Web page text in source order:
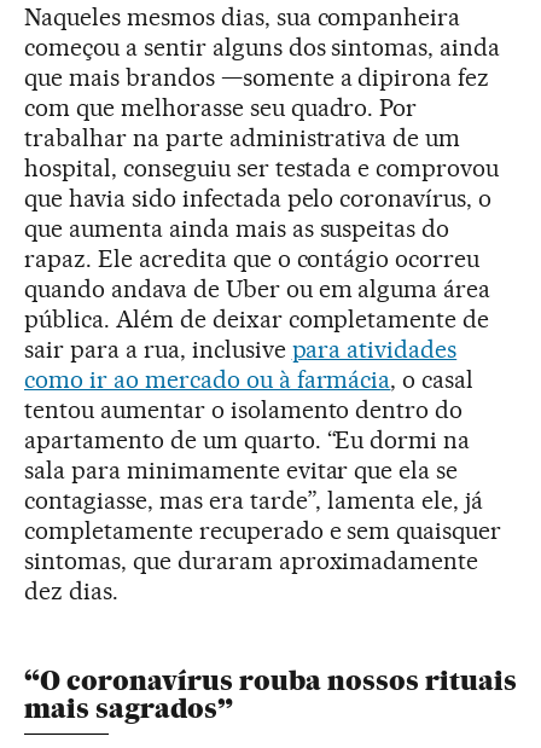
Naqueles mesmos dias, sua companheira
começou a sentir alguns dos sintomas, ainda
que mais brandos —somente a dipirona fez
com que melhorasse seu quadro. Por
trabalhar na parte administrativa de um
hospital, conseguiu ser testada e comprovou
que havia sido infectada pelo coronavírus, o
que aumenta ainda mais as suspeitas do
rapaz. Ele acredita que o contágio ocorreu
quando andava de Uber ou em alguma área
pública. Além de deixar completamente de
sair para a rua, inclusive para atividades
como ir ao mercado ou à farmácia, o casal
tentou aumentar o isolamento dentro do
apartamento de um quarto. “Eu dormi na
sala para minimamente evitar que ela se
contagiasse, mas era tarde”, lamenta ele, já
completamente recuperado e sem quaisquer
sintomas, que duraram aproximadamente
dez dias.
“O coronavírus rouba nossos rituais
mais sagrados”